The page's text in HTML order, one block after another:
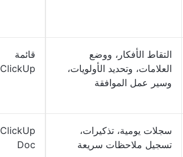
التقاط الأفكار، ووضع
العلامات، وتحديد الأولويات،
وسير عمل الموافقة
قائمة
ClickUp
سجلات يومية، تذكيرات،
تسجيل ملاحظات سريعة
ClickUp
Doc